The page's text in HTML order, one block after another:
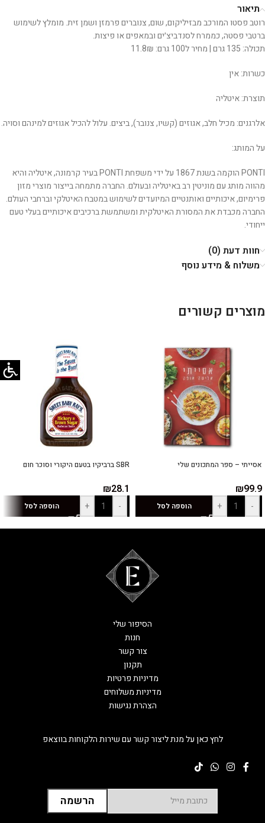
תיאור
רוטב פסטו המורכב מבזיליקום, שום, צנוברים פרמזן ושמן זית. מומלץ לשימוש
ברטבי פסטה, כממרח לסנדביצ׳ים ובמאפים או פיצות.
תכולה: 135 גרם | מחיר ל100 גרם: 11.8₪
כשרות: אין
תוצרת: איטליה
אלרגנים: מכיל חלב, אגוזים (קשיו, צנובר), ביצים. עלול להכיל אגוזים למינהם וסויה.
על המותג:
PONTI הוקמה בשנת 1867 על ידי משפחת PONTI בעיר קרמונה, איטליה והיא
מהווה מותג עם מוניטין רב באיטליה ובעולם. החברה מתמחה בייצור מוצרי מזון
פרימיום, איכותיים ואותנטיים המיועדים לשימוש במטבח האיטלקי וברחבי העולם.
החברה מכבדת את המסורת האיטלקית ומשתמשת ברכיבים איכותיים בעלי טעם
ייחודי.
חוות דעת (0)
משלוח & מידע נוסף
מוצרים קשורים
אסייתי – ספר המתכונים שלי
₪99.9
-
+ הוספה לסל
SBR ברביקיו בטעם היקורי וסוכר חום
₪28.1
-
+ הוספה לסל
לחץ כאן על מנת ליצור קשר עם שירות הלקוחות בווצאפ
הסיפור שלי
חנות
צור קשר
תקנון
מדיניות פרטיות
מדיניות משלוחים
הצהרת נגישות